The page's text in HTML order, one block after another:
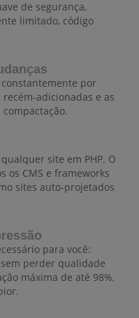
de segurança,
limitado, código
por
adicionadas e as
site em PHP. O
os CMS e frameworks
sites auto-projetados
para você:
perder qualidade
máxima de até 98%,